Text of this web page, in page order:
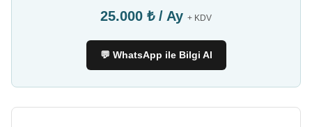
25.000 ₺ / Ay + KDV
💬 WhatsApp ile Bilgi Al